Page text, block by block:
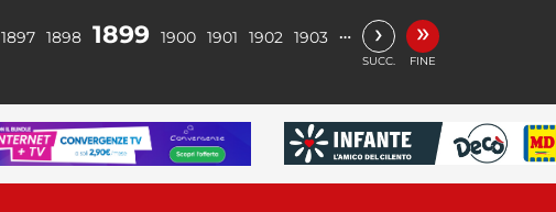
1897 1898 1899 1900 1901 1902 1903 … ›
SUCC.
»
FINE